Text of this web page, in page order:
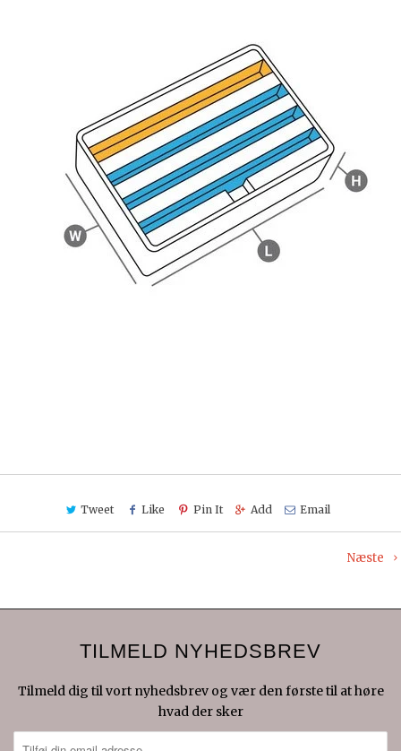
Tweet Like Pin It Add Email
Næste
TILMELD NYHEDSBREV
Tilmeld dig til vort nyhedsbrev og vær den første til at høre
hvad der sker